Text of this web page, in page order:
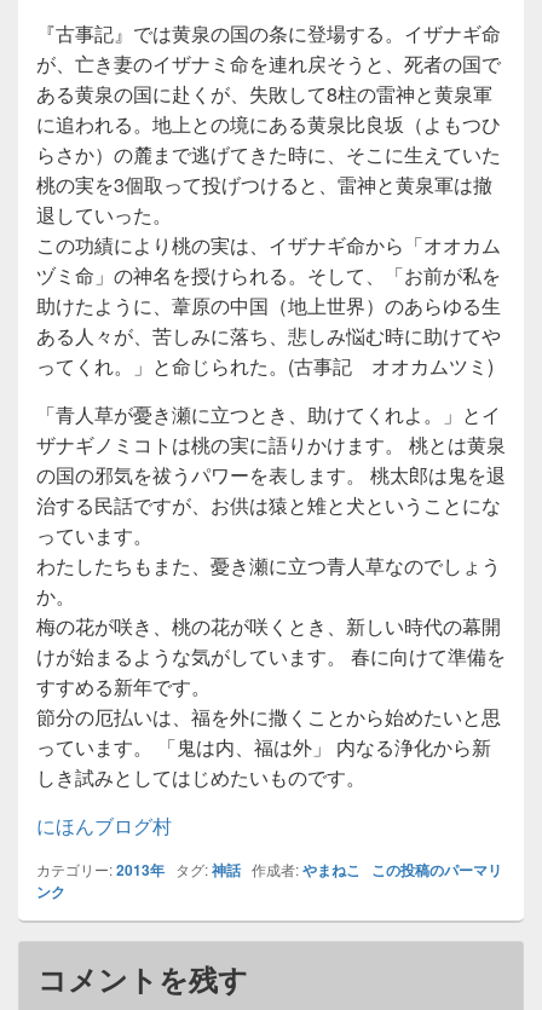
『古事記』では黄泉の国の条に登場する。イザナギ命
が、亡き妻のイザナミ命を連れ戻そうと、死者の国で
ある黄泉の国に赴くが、失敗して8柱の雷神と黄泉軍
に追われる。地上との境にある黄泉比良坂（よもつひ
らさか）の麓まで逃げてきた時に、そこに生えていた
桃の実を3個取って投げつけると、雷神と黄泉軍は撤
退していった。
この功績により桃の実は、イザナギ命から「オオカム
ヅミ命」の神名を授けられる。そして、「お前が私を
助けたように、葦原の中国（地上世界）のあらゆる生
ある人々が、苦しみに落ち、悲しみ悩む時に助けてや
ってくれ。」と命じられた。(古事記 オオカムツミ)
「青人草が憂き瀬に立つとき、助けてくれよ。」とイ
ザナギノミコトは桃の実に語りかけます。 桃とは黄泉
の国の邪気を祓うパワーを表します。 桃太郎は鬼を退
治する民話ですが、お供は猿と雉と犬ということにな
っています。
わたしたちもまた、憂き瀬に立つ青人草なのでしょう
か。
梅の花が咲き、桃の花が咲くとき、新しい時代の幕開
けが始まるような気がしています。 春に向けて準備を
すすめる新年です。
節分の厄払いは、福を外に撒くことから始めたいと思
っています。 「鬼は内、福は外」 内なる浄化から新
しき試みとしてはじめたいものです。
にほんブログ村
カテゴリー:2013年 タグ:神話作成者:やまねこ
この投稿のパーマリ
ンク
コメントを残す